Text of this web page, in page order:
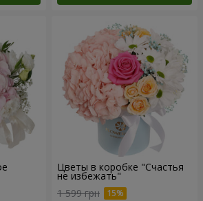
Цветы в коробке "Счастья
не избежать"
1 599 грн